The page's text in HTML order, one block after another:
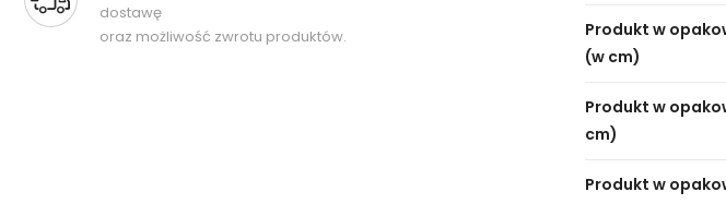
dostawę
oraz możliwość zwrotu produktów.
Produkt w
(w cm)
Produkt w
cm)
Produkt w